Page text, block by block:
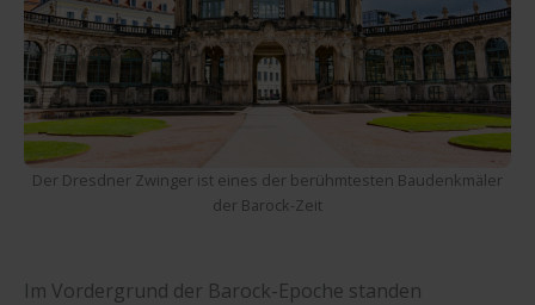
Der Dresdner Zwinger ist eines der berühmtesten Baudenkmäler
der Barock-Zeit
Im Vordergrund der Barock-Epoche standen